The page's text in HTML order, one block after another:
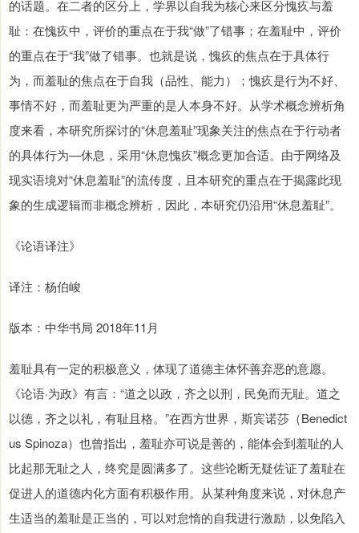
的话题。在二者的区分上，学界以自我为核心来区分愧疚与羞
耻：在愧疚中，评价的重点在于我“做”了错事；在羞耻中，评价
的重点在于“我”做了错事。也就是说，愧疚的焦点在于具体行
为，而羞耻的焦点在于自我（品性、能力）；愧疚是行为不好、
事情不好，而羞耻更为严重的是人本身不好。从学术概念辨析角
度来看，本研究所探讨的“休息羞耻”现象关注的焦点在于行动者
的具体行为—休息，采用“休息愧疚”概念更加合适。由于网络及
现实语境对“休息羞耻”的流传度，且本研究的重点在于揭露此现
象的生成逻辑而非概念辨析，因此，本研究仍沿用“休息羞耻”。
《论语译注》
译注：杨伯峻
版本：中华书局 2018年11月
羞耻具有一定的积极意义，体现了道德主体怀善弃恶的意愿。
《论语·为政》有言：“道之以政，齐之以刑，民免而无耻。道之
以德，齐之以礼，有耻且格。”在西方世界，斯宾诺莎（Benedict
us Spinoza）也曾指出，羞耻亦可说是善的，能体会到羞耻的人
比起那无耻之人，终究是圆满多了。这些论断无疑佐证了羞耻在
促进人的道德内化方面有积极作用。从某种角度来说，对休息产
生适当的羞耻是正当的，可以对怠惰的自我进行激励，以免陷入